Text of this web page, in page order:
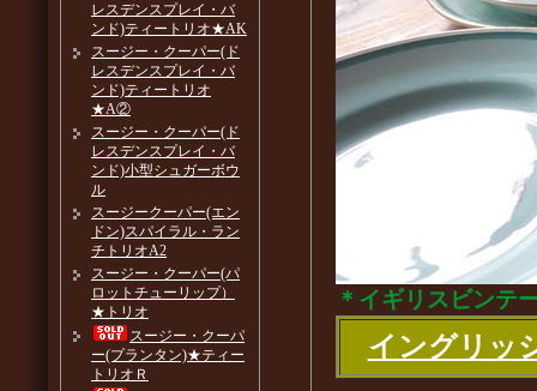
＊イギリスビンテ
イングリッ
レスデンスプレイ・バ
ンド)ティートリオ★AK
スージー・クーパー(ド
レスデンスプレイ・バ
ンド)ティートリオ
★A②
スージー・クーパー(ド
レスデンスプレイ・バ
ンド)小型シュガーボウ
ル
スージークーパー(エン
ドン)スパイラル・ラン
チトリオA2
スージー・クーパー(パ
ロットチューリップ）
★トリオ
スージー・クーパ
ー(プランタン)★ティー
トリオＲ